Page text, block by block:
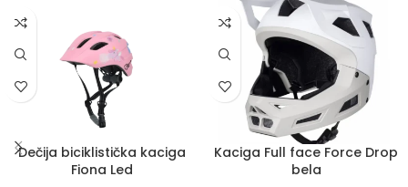
Dečija biciklistička kaciga
Fiona Led
Kaciga Full face Force Drop
bela